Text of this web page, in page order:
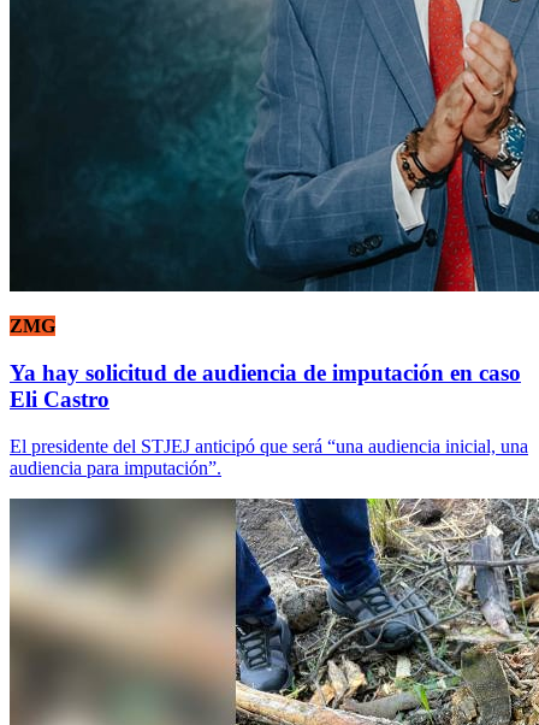
ZMG
Ya hay solicitud de audiencia de imputación en caso
Eli Castro
El presidente del STJEJ anticipó que será “una audiencia inicial, una
audiencia para imputación”.